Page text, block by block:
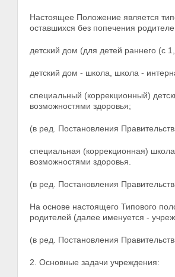
Настоящее Положение является
оставшихся без попечения
детский дом (для детей раннего (с
детский дом - школа, школа -
специальный (коррекционный)
возможностями здоровья;
(в ред. Постановления
специальная (коррекционная)
возможностями здоровья.
(в ред. Постановления
На основе настоящего Типового
родителей (далее именуется -
(в ред. Постановления
2. Основные задачи учреждения: